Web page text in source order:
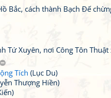
Bắc, cách thành Bạch Đế
Tứ Xuyên, nơi Công Tôn
Tích (Lục Du)
Thượng Hiền)